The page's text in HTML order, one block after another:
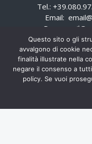
Tel.:
Email:
Pec:
Questo sito o gli
avvalgono di cookie
finalità illustrate nella
negare il consenso a
policy. Se vuoi